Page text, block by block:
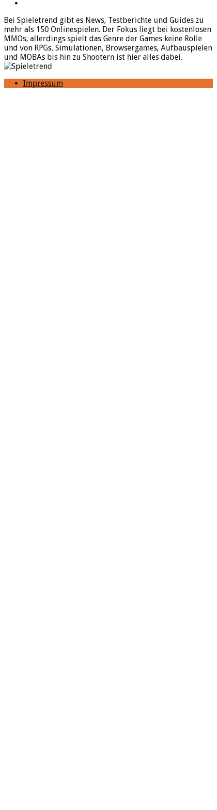
Bei Spieletrend gibt es News, Testberichte und Guides zu
mehr als 150 Onlinespielen. Der Fokus liegt bei kostenlosen
MMOs, allerdings spielt das Genre der Games keine Rolle
und von RPGs, Simulationen, Browsergames, Aufbauspielen
und MOBAs bis hin zu Shootern ist hier alles dabei.
Impressum